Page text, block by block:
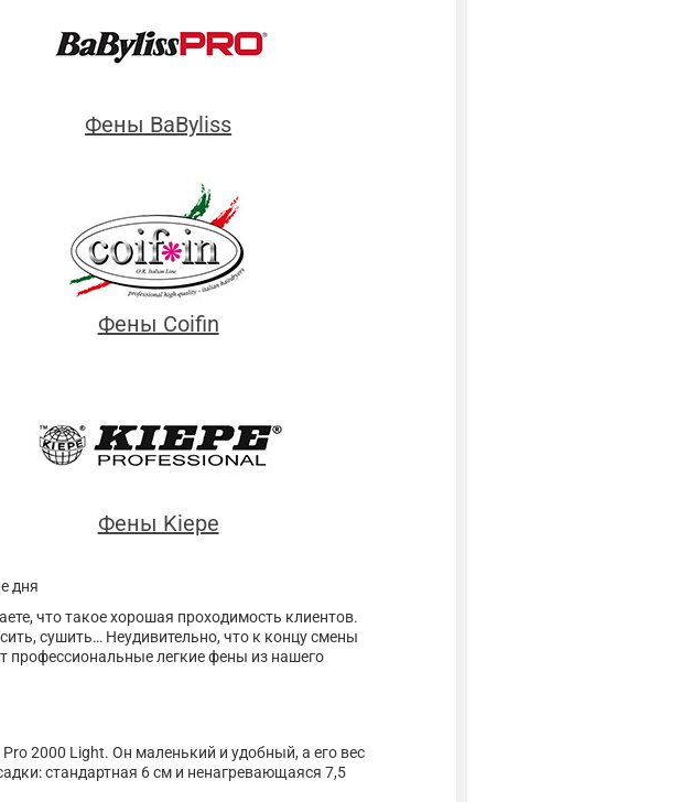
Фены BaByliss
Фены Coifin
Фены Kiepe
дня
что такое хорошая проходимость клиентов.
сушить… Неудивительно, что к концу смены
профессиональные легкие фены из нашего
2000 Light. Он маленький и удобный, а его вес
стандартная 6 см и ненагревающаяся 7,5